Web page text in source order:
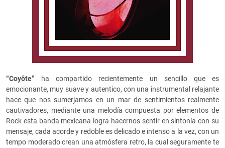
“Coyôte” ha compartido recientemente un sencillo que es
emocionante, muy suave y autentico, con una instrumental relajante
hace que nos sumerjamos en un mar de sentimientos realmente
cautivadores, mediante una melodía compuesta por elementos de
Rock esta banda mexicana logra hacernos sentir en sintonía con su
mensaje, cada acorde y redoble es delicado e intenso a la vez, con un
tempo moderado crean una atmósfera retro, la cual seguramente te